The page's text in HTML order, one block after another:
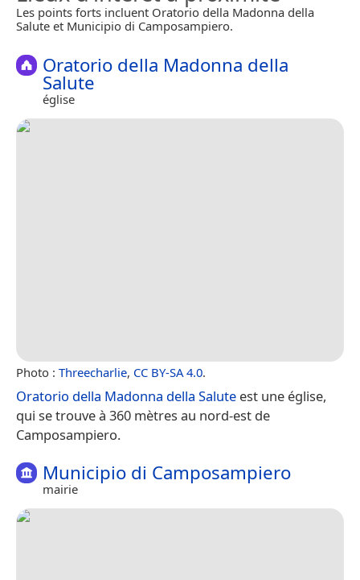
Les points forts incluent Oratorio della Madonna della
Salute et Municipio di Camposampiero.
Oratorio della Madonna della
Salute
église
Photo : Threecharlie, CC BY-SA 4.0.
Oratorio della Madonna della Salute est une église,
qui se trouve à 360 mètres au nord-est de
Camposampiero.
Municipio di Camposampiero
mairie